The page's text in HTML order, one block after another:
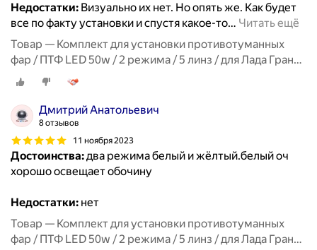
Недостатки: Визуально их нет. Но опять же. Как будет
все по факту установки и спустя какое-то… Читать ещё
Товар — Комплект для установки противотуманных
фар / ПТФ LED 50w / 2 режима / 5 линз / для Лада Гранта
ФЛ, Lada Granta FL
Дмитрий Анатольевич
8 отзывов
11 ноября 2023
Достоинства:два режима белый и жёлтый.белый оч
хорошо освещает обочину
Недостатки: нет
Товар — Комплект для установки противотуманных
фар / ПТФ LED 50w / 2 режима / 5 линз / для Лада Гранта